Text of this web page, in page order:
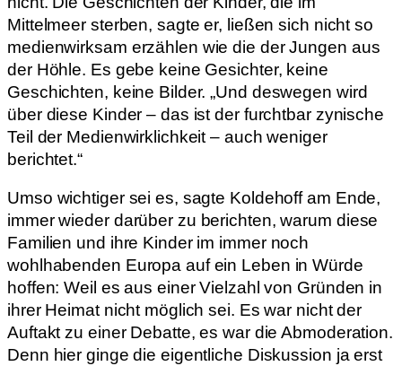
Mittelmeer sterben, sagte er, ließen sich nicht so
medienwirksam erzählen wie die der Jungen aus
der Höhle. Es gebe keine Gesichter, keine
Geschichten, keine Bilder. „Und deswegen wird
über diese Kinder – das ist der furchtbar zynische
Teil der Medienwirklichkeit – auch weniger
berichtet.“
Umso wichtiger sei es, sagte Koldehoff am Ende,
immer wieder darüber zu berichten, warum diese
Familien und ihre Kinder im immer noch
wohlhabenden Europa auf ein Leben in Würde
hoffen: Weil es aus einer Vielzahl von Gründen in
ihrer Heimat nicht möglich sei. Es war nicht der
Auftakt zu einer Debatte, es war die Abmoderation.
Denn hier ginge die eigentliche Diskussion ja erst